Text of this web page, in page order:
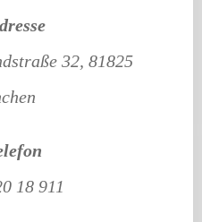
32, 81825
18 911